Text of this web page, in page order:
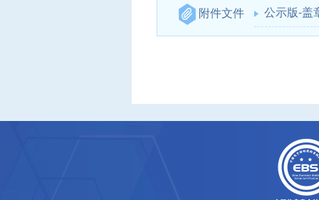
附件文件 公示版-盖